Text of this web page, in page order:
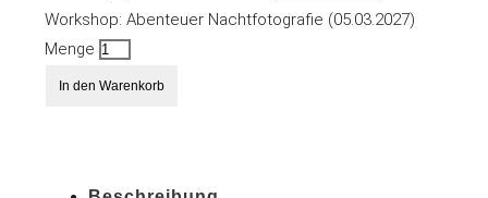
Workshop: Abenteuer Nachtfotografie (05.03.2027)
Menge
In den Warenkorb